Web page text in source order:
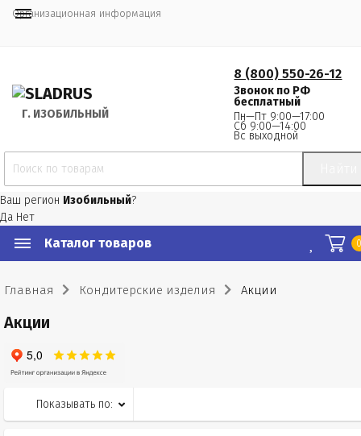
Организационная информация
Г. ИЗОБИЛЬНЫЙ
8 (800) 550-26-12
Звонок по РФ
бесплатный
Пн—Пт 9:00—17:00
Сб 9:00—14:00
Вс выходной
Ваш регион Изобильный?
Да Нет
Каталог товаров
Главная Кондитерские изделия Акции
Акции
Показывать по: